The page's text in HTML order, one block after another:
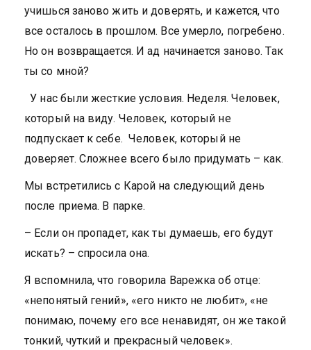
учишься заново жить и доверять, и кажется, что
все осталось в прошлом. Все умерло, погребено.
Но он возвращается. И ад начинается заново. Так
ты со мной?
У нас были жесткие условия. Неделя. Человек,
который на виду. Человек, который не
подпускает к себе. Человек, который не
доверяет. Сложнее всего было придумать – как.
Мы встретились с Карой на следующий день
после приема. В парке.
– Если он пропадет, как ты думаешь, его будут
искать? – спросила она.
Я вспомнила, что говорила Варежка об отце:
«непонятый гений», «его никто не любит», «не
понимаю, почему его все ненавидят, он же такой
тонкий, чуткий и прекрасный человек».